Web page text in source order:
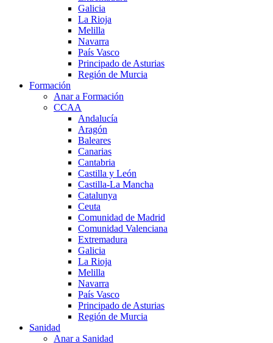
Galicia
La Rioja
Melilla
Navarra
País Vasco
Principado de Asturias
Región de Murcia
Formación
Anar a Formación
CCAA
Andalucía
Aragón
Baleares
Canarias
Cantabria
Castilla y León
Castilla-La Mancha
Catalunya
Ceuta
Comunidad de Madrid
Comunidad Valenciana
Extremadura
Galicia
La Rioja
Melilla
Navarra
País Vasco
Principado de Asturias
Región de Murcia
Sanidad
Anar a Sanidad